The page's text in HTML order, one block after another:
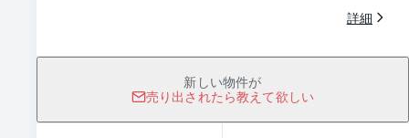
詳細
新しい物件が
売り出されたら教えて欲しい